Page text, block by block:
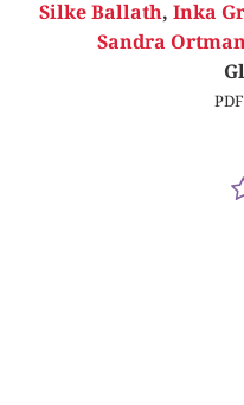
Silke Ballath, Inka
Sandra